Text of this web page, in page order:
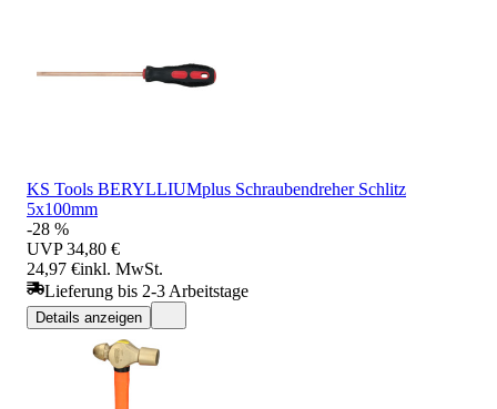
KS Tools BERYLLIUMplus Schraubendreher Schlitz
5x100mm
-28 %
UVP 34,80 €
24,97 €inkl. MwSt.
Lieferung bis 2-3 Arbeitstage
Details anzeigen